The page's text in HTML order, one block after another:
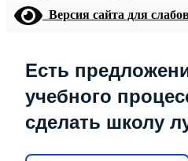
Версия сайта для
Есть
учебного
сделать школу